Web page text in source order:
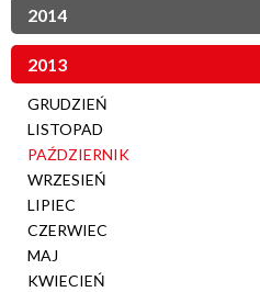
2014
2013
GRUDZIEŃ
LISTOPAD
PAŹDZIERNIK
WRZESIEŃ
LIPIEC
CZERWIEC
MAJ
KWIECIEŃ